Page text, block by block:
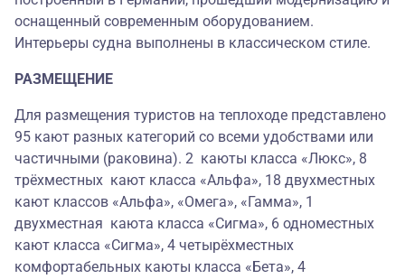
оснащенный современным оборудованием.
Интерьеры судна выполнены в классическом стиле.
РАЗМЕЩЕНИЕ
Для размещения туристов на теплоходе представлено
95 кают разных категорий со всеми удобствами или
частичными (раковина). 2 каюты класса «Люкс», 8
трёхместных кают класса «Альфа», 18 двухместных
кают классов «Альфа», «Омега», «Гамма», 1
двухместная каюта класса «Сигма», 6 одноместных
кают класса «Сигма», 4 четырёхместных
комфортабельных каюты класса «Бета», 4